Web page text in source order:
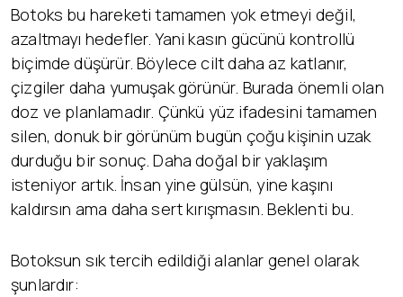
Botoks bu hareketi tamamen yok etmeyi değil,
azaltmayı hedefler. Yani kasın gücünü kontrollü
biçimde düşürür. Böylece cilt daha az katlanır,
çizgiler daha yumuşak görünür. Burada önemli olan
doz ve planlamadır. Çünkü yüz ifadesini tamamen
silen, donuk bir görünüm bugün çoğu kişinin uzak
durduğu bir sonuç. Daha doğal bir yaklaşım
isteniyor artık. İnsan yine gülsün, yine kaşını
kaldırsın ama daha sert kırışmasın. Beklenti bu.
Botoksun sık tercih edildiği alanlar genel olarak
şunlardır: